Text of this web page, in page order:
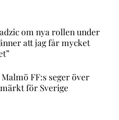
om nya rollen under
att jag får mycket
FF:s seger över
för Sverige